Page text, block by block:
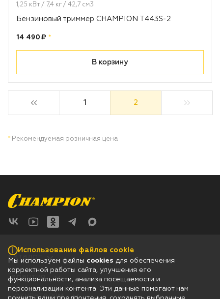
1,25 кВт / 7,4 кг / 42,7 см3
Бензиновый триммер CHAMPION T443S-2
Цена:
14 490 ₽ рублей
*
В корзину
1 2
* Рекомендуемая розничная цена
Гарантия
Покупателям
Каталог
Использование файлов cookie
Мы используем файлы cookies для обеспечения
корректной работы сайта, улучшения его
функциональности, анализа посещаемости и
персонализации контента. Эти данные помогают нам